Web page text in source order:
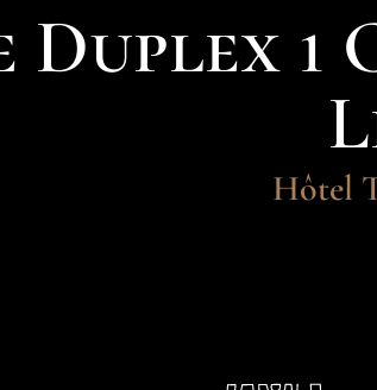
Duplex 1
Hôtel